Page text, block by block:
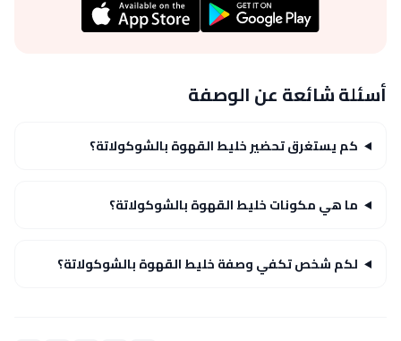
أسئلة شائعة عن الوصفة
كم يستغرق تحضير خليط القهوة بالشوكولاتة؟
ما هي مكونات خليط القهوة بالشوكولاتة؟
لكم شخص تكفي وصفة خليط القهوة بالشوكولاتة؟